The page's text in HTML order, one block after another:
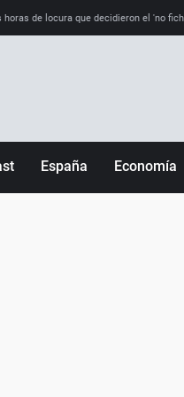
horas de locura que decidieron el 'no
España Economía